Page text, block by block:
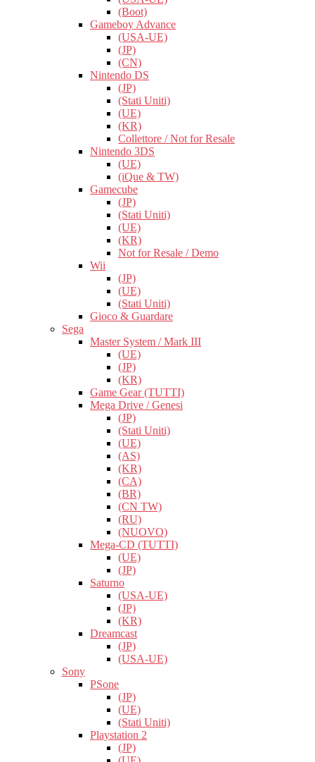
(Boot)
Gameboy Advance
(USA-UE)
(JP)
(CN)
Nintendo DS
(JP)
(Stati Uniti)
(UE)
(KR)
Collettore / Not for Resale
Nintendo 3DS
(UE)
(iQue & TW)
Gamecube
(JP)
(Stati Uniti)
(UE)
(KR)
Not for Resale / Demo
Wii
(JP)
(UE)
(Stati Uniti)
Gioco & Guardare
Sega
Master System / Mark III
(UE)
(JP)
(KR)
Game Gear (TUTTI)
Mega Drive / Genesi
(JP)
(Stati Uniti)
(UE)
(AS)
(KR)
(CA)
(BR)
(CN TW)
(RU)
(NUOVO)
Mega-CD (TUTTI)
(UE)
(JP)
Saturno
(USA-UE)
(JP)
(KR)
Dreamcast
(JP)
(USA-UE)
Sony
PSone
(JP)
(UE)
(Stati Uniti)
Playstation 2
(JP)